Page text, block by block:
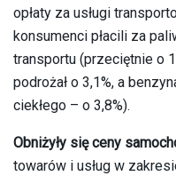
opłaty za usługi
konsumenci płacili za
transportu (przeciętnie o
podrożał o 3,1%, a
ciekłego – o 3,8%).
Obniżyły się ceny
towarów i usług w